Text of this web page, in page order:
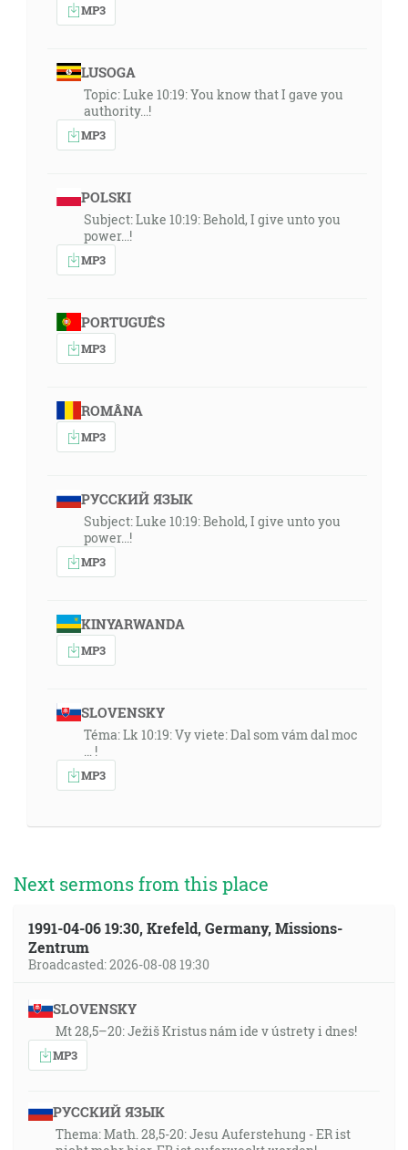
MP3
LUSOGA
Topic: Luke 10:19: You know that I gave you
authority...!
MP3
POLSKI
Subject: Luke 10:19: Behold, I give unto you
power...!
MP3
PORTUGUÊS
MP3
ROMÂNA
MP3
РУССКИЙ ЯЗЫК
Subject: Luke 10:19: Behold, I give unto you
power...!
MP3
KINYARWANDA
MP3
SLOVENSKY
Téma: Lk 10:19: Vy viete: Dal som vám dal moc
… !
MP3
Next sermons from this place
1991-04-06 19:30, Krefeld, Germany, Missions-
Zentrum
Broadcasted: 2026-08-08 19:30
SLOVENSKY
Mt 28,5–20: Ježiš Kristus nám ide v ústrety i dnes!
MP3
РУССКИЙ ЯЗЫК
Thema: Math. 28,5-20: Jesu Auferstehung - ER ist